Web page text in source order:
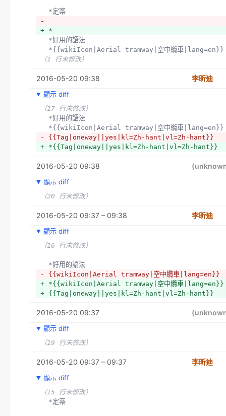
  *定案
-
+ *
  *好用的語法
  *{{wikiIcon|Aerial tramway|空中纜車|lang=en}}
（1 行未修改）
2016-05-20 09:38 李昕迪
顯示 diff
（17 行未修改）
  *好用的語法
  *{{wikiIcon|Aerial tramway|空中纜車|lang=en}}
- {{Tag|oneway||yes|kl=Zh-hant|vl=Zh-hant}}
+ *{{Tag|oneway||yes|kl=Zh-hant|vl=Zh-hant}}
2016-05-20 09:38
顯示 diff
（20 行未修改）
2016-05-20 09:37 – 09:38 李昕迪
顯示 diff
（16 行未修改）
  *好用的語法
- {{wikiIcon|Aerial tramway|空中纜車|lang=en}}
+ *{{wikiIcon|Aerial tramway|空中纜車|lang=en}}
+ {{Tag|oneway||yes|kl=Zh-hant|vl=Zh-hant}}
2016-05-20 09:37
顯示 diff
（19 行未修改）
2016-05-20 09:37 – 09:37 李昕迪
顯示 diff
（15 行未修改）
  *定案